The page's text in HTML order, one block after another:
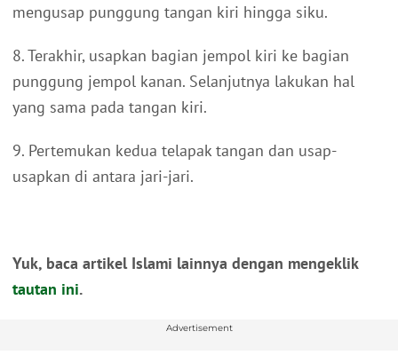
mengusap punggung tangan kiri hingga siku.
8. Terakhir, usapkan bagian jempol kiri ke bagian
punggung jempol kanan. Selanjutnya lakukan hal
yang sama pada tangan kiri.
9. Pertemukan kedua telapak tangan dan usap-
usapkan di antara jari-jari.
Yuk, baca artikel Islami lainnya dengan mengeklik
tautan ini.
Advertisement